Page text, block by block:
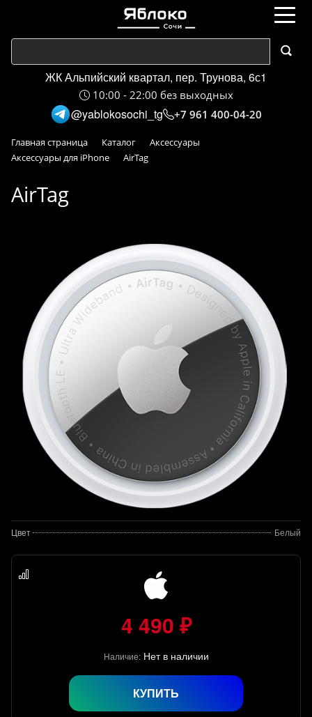
ЖК Альпийский квартал, пер. Трунова, 6с1
10:00 - 22:00 без выходных
@yablokosochi_tg +7 961 400-04-20
Главная страница Каталог
Аксессуары
Аксессуары для iPhone
AirTag
AirTag
Цвет Белый
4 490 ₽
Наличие: Нет в наличии
КУПИТЬ